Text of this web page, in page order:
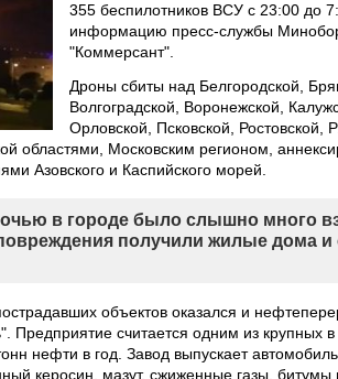
355 беспилотников ВСУ с 23:00 до
информацию пресс-службы
"Коммерсант".
Дроны сбиты над Белгородской,
Волгоградской, Воронежской,
Орловской, Псковской, Ростовской,
областями, Московским регионом,
Азовского и Каспийского морей.
в городе было слышно много
получили жилые дома и
объектов оказался и
Предприятие считается одним из крупных в
нефти в год. Завод выпускает
керосин, мазут, сжиженные газы,